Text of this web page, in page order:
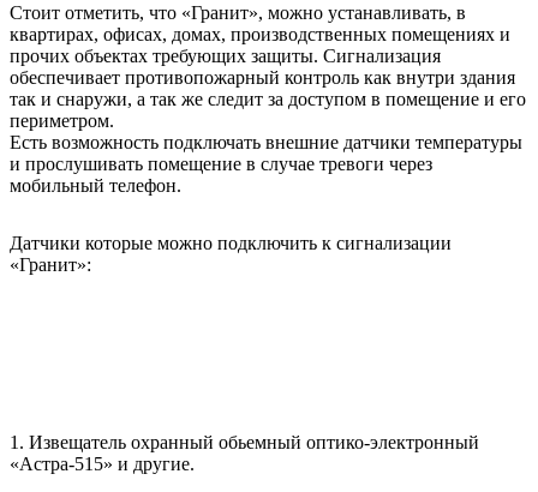
Стоит отметить, что «Гранит», можно устанавливать, в
квартирах, офисах, домах, производственных помещениях и
прочих объектах требующих защиты. Сигнализация
обеспечивает противопожарный контроль как внутри здания
так и снаружи, а так же следит за доступом в помещение и его
периметром.
Есть возможность подключать внешние датчики температуры
и прослушивать помещение в случае тревоги через
мобильный телефон.
Датчики которые можно подключить к сигнализации
«Гранит»:
1. Извещатель охранный обьемный оптико-электронный
«Астра-515» и другие.